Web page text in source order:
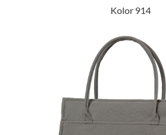
Kolor 914